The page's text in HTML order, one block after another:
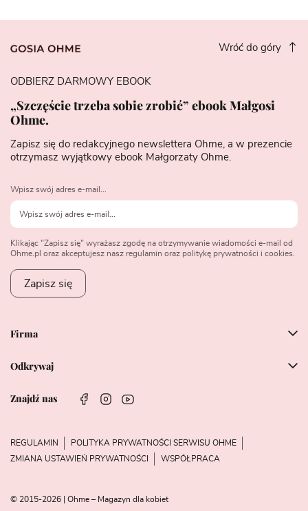
Wróć do góry
Firma
Odkrywaj
Znajdź nas
ODBIERZ DARMOWY EBOOK
„Szczęście trzeba sobie zrobić” ebook Małgosi
Ohme.
Zapisz się do redakcyjnego newslettera Ohme, a w prezencie
otrzymasz wyjątkowy ebook Małgorzaty Ohme.
Wpisz swój adres e-mail...
Klikając "Zapisz się" wyrażasz zgodę na otrzymywanie wiadomości e-mail od
Ohme.pl oraz akceptujesz nasz regulamin oraz politykę prywatności i cookies.
Zapisz się
REGULAMIN
POLITYKA PRYWATNOŚCI SERWISU OHME
ZMIANA USTAWIEŃ PRYWATNOŚCI
WSPÓŁPRACA
© 2015-2026 | Ohme – Magazyn dla kobiet